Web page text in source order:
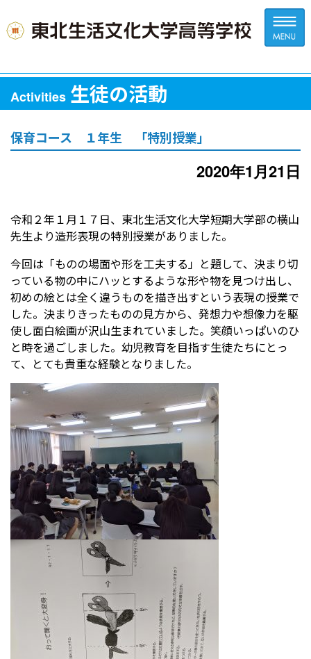
受験生の方へ 中学校の先生方へ
在校生の方へ 保護者の方へ
アクセス お問い合わせ
教員採用情報(PDF) 各種証明書
寄付金のお願い
Activities 生徒の活動
保育コース １年生 「特別授業」
2020年1月21日
令和２年１月１７日、東北生活文化大学短期大学部の横山
先生より造形表現の特別授業がありました。
今回は「ものの場面や形を工夫する」と題して、決まり切
っている物の中にハッとするような形や物を見つけ出し、
初めの絵とは全く違うものを描き出すという表現の授業で
した。決まりきったものの見方から、発想力や想像力を駆
使し面白絵画が沢山生まれていました。笑顔いっぱいのひ
と時を過ごしました。幼児教育を目指す生徒たちにとっ
て、とても貴重な経験となりました。